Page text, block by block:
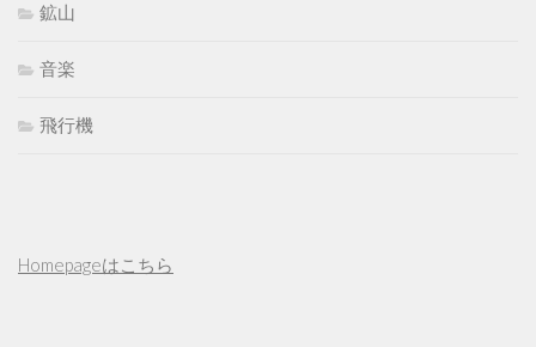
鉱山
音楽
飛行機
Homepageはこちら